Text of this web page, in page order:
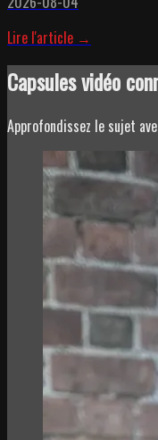
Lire l'article →
Capsules vidéo
Approfondissez le sujet